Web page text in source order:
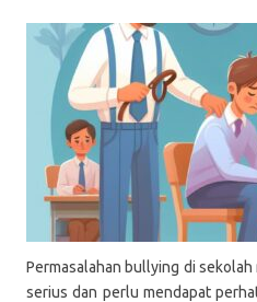
Permasalahan bullying di
serius dan perlu mendapat